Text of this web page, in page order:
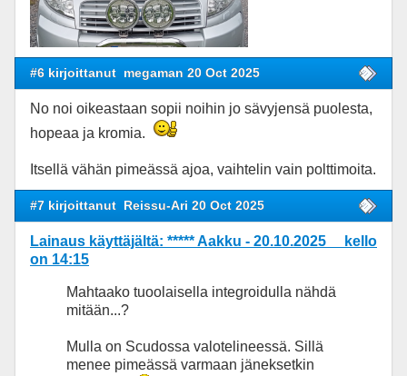
#6 kirjoittanut megaman 20 Oct 2025
No noi oikeastaan sopii noihin jo sävyjensä puolesta,
hopeaa ja kromia.
Itsellä vähän pimeässä ajoa, vaihtelin vain polttimoita.
#7 kirjoittanut Reissu-Ari 20 Oct 2025
Lainaus käyttäjältä: ***** Aakku - 20.10.2025 kello
on 14:15
Mahtaako tuoolaisella integroidulla nähdä
mitään...?
Mulla on Scudossa valotelineessä. Sillä
menee pimeässä varmaan jäneksetkin